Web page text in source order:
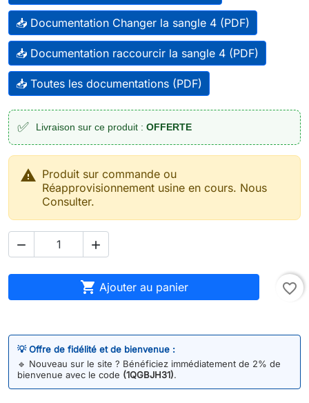
📥 Documentation Changer la sangle 4 (PDF)
📥 Documentation raccourcir la sangle 4 (PDF)
📥 Toutes les documentations (PDF)
✅ Livraison sur ce produit : OFFERTE
 Produit sur commande ou
Réapprovisionnement usine en cours. Nous
Consulter.
 
 Ajouter au panier favorite_border
💡 Offre de fidélité et de bienvenue :
🔹 Nouveau sur le site ? Bénéficiez immédiatement de 2% de
bienvenue avec le code (1QGBJH31).